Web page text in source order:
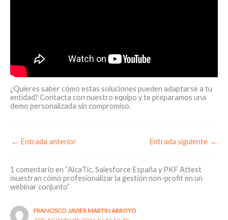
¿Quieres saber cómo estas soluciones pueden adaptarse a tu
entidad? Contacta con nuestro equipo y te preparamos una
demo personalizada sin compromiso.
← Entrada anterior Entrada siguiente →
1 comentario en “AlcaTic, Salesforce España y PKF Attest
muestran cómo profesionalizar la gestión non-profit en un
webinar conjunto”
FRANCISCO JAVIER MARTIN ARROYO